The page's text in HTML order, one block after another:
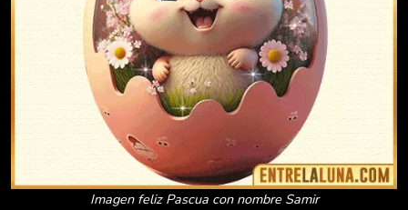
Imagen feliz Pascua con nombre Samir